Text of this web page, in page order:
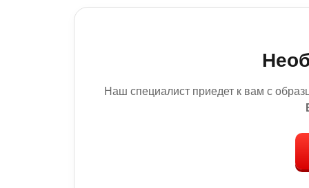
Наш специалист приедет к вам с